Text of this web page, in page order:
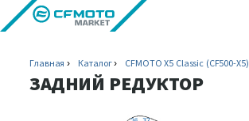
Главная Каталог CFMOTO X5 Classic (CF500-X5)
ЗАДНИЙ РЕДУКТОР